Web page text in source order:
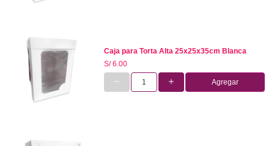
Caja para Torta Alta 25x25x35cm Blanca
S/ 6.00
Agregar